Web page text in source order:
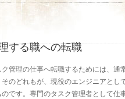
する職への転職
管理の仕事へ転職するためには、通
のどれもが、現役のエンジニアとし
です。専門のタスク管理者として仕